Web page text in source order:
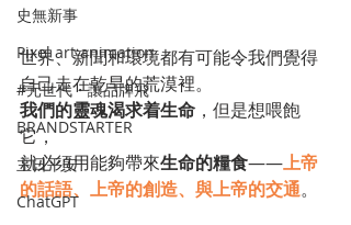
史無新事
Pixel art animation
#元世代・讓品牌飛
BRANDSTARTER
主日平安
ChatGPT
世界、新聞和環境都有可能令我們覺得
自己走在乾旱的荒漠裡。
我們的靈魂渴求着生命 ，但是想喂飽
它，
就必須用能夠帶來生命的糧食——上帝
的話語、上帝的創造、與上帝的交通。